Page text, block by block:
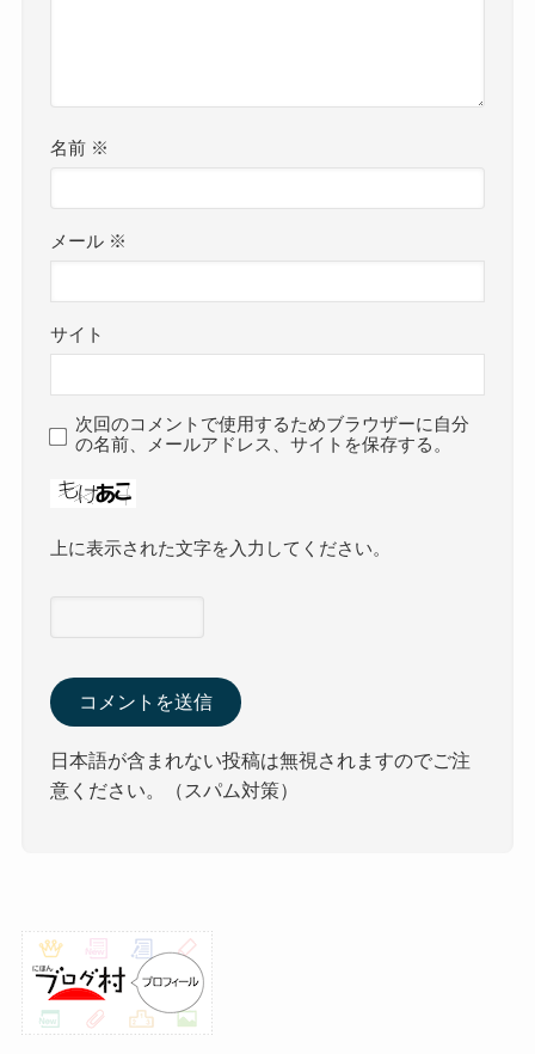
名前 ※
メール ※
サイト
次回のコメントで使用するためブラウザーに自分
の名前、メールアドレス、サイトを保存する。
上に表示された文字を入力してください。
日本語が含まれない投稿は無視されますのでご注
意ください。（スパム対策）